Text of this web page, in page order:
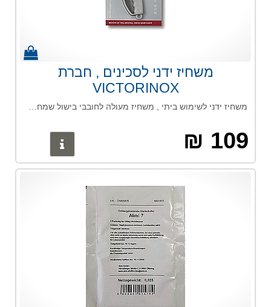
משחיז ידני לסכינים , חברת
VICTORINOX
109 ₪